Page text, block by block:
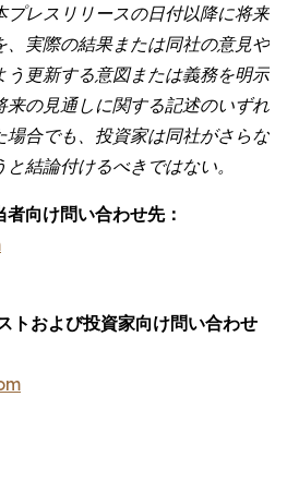
プレスリリースの日付以降に将来
、実際の結果または同社の意見や
う更新する意図または義務を明示
来の見通しに関する記述のいずれ
場合でも、投資家は同社がさらな
結論付けるべきではない。
向け問い合わせ先：
トおよび投資家向け問い合わせ